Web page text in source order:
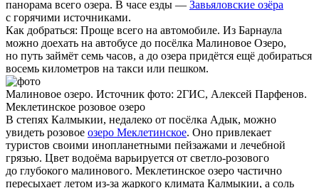
панорама всего озера. В часе езды — Завьяловские озёра
с горячими источниками.
Как добраться: Проще всего на автомобиле. Из Барнаула
можно доехать на автобусе до посёлка Малиновое Озеро,
но путь займёт семь часов, а до озера придётся ещё добираться
восемь километров на такси или пешком.
Малиновое озеро. Источник фото: 2ГИС, Алексей Парфенов.
Меклетинское розовое озеро
В степях Калмыкии, недалеко от посёлка Адык, можно
увидеть розовое озеро Меклетинское. Оно привлекает
туристов своими инопланетными пейзажами и лечебной
грязью. Цвет водоёма варьируется от светло-розового
до глубокого малинового. Меклетинское озеро частично
пересыхает летом из-за жаркого климата Калмыкии, а соль